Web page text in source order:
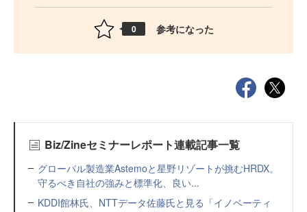
0 参考になった
Biz/Zineセミナーレポート連載記事一覧
グローバル製造業Astemoと星野リゾートが挑むHRDX。
守るべき自社の強みと標準化、良い...
KDDI館林氏、NTTデータ佐藤氏と見る「イノベーティ